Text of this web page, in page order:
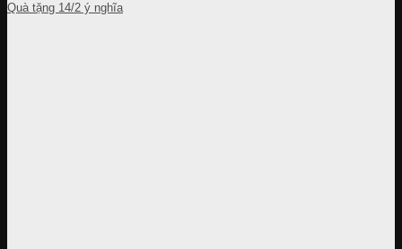
Quà tặng 14/2 ý nghĩa